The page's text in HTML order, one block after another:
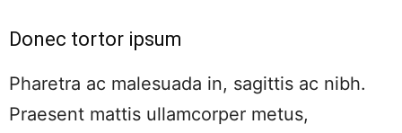
Donec tortor ipsum
Pharetra ac malesuada in, sagittis ac nibh.
Praesent mattis ullamcorper metus,